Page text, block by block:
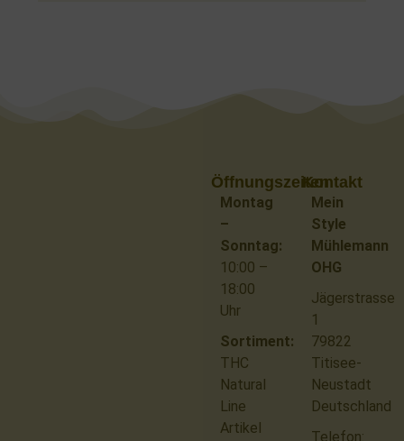
Kontakt
Mein
Style
Mühlemann
OHG
Jägerstrasse
1
79822
Titisee-
Neustadt
Deutschland
Telefon:
Öffnungszeiten
Montag
–
Sonntag:
10:00 –
18:00
Uhr
Sortiment:
THC
Natural
Line
Artikel